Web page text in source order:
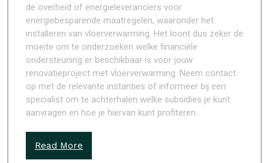
de overheid of energieleveranciers voor
energiebesparende maatregelen, waaronder het
installeren van vloerverwarming. Het loont dus zeker de
moeite om te onderzoeken welke financiële
ondersteuning er beschikbaar is voor jouw
renovatieproject met vloerverwarming. Neem contact
op met de relevante instanties of informeer bij een
specialist om te achterhalen welke subsidies je kunt
aanvragen en hoe je hiervan kunt profiteren.
Read More